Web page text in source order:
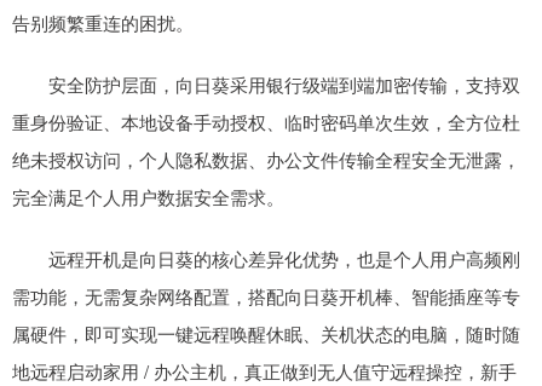
告别频繁重连的困扰。
安全防护层面，向日葵采用银行级端到端加密传输，支持双
重身份验证、本地设备手动授权、临时密码单次生效，全方位杜
绝未授权访问，个人隐私数据、办公文件传输全程安全无泄露，
完全满足个人用户数据安全需求。
远程开机是向日葵的核心差异化优势，也是个人用户高频刚
需功能，无需复杂网络配置，搭配向日葵开机棒、智能插座等专
属硬件，即可实现一键远程唤醒休眠、关机状态的电脑，随时随
地远程启动家用 / 办公主机，真正做到无人值守远程操控，新手